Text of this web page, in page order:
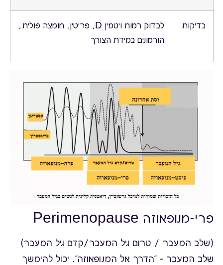
בדיקות
לבדוק רמות ויטמין D, פריטין, חומצה פולית,
הורמונים במידת הצורך
פרי-מנופאוזה Perimenopause
(שלב המעבר / טרום גיל המעבר/קדם גיל המעבר)
שלב המעבר – "הדרך אל המנופאוזה". יכול להימשך